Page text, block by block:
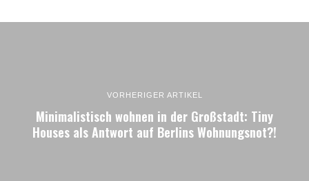
VORHERIGER ARTIKEL
Minimalistisch wohnen in der Großstadt: Tiny
Houses als Antwort auf Berlins Wohnungsnot?!